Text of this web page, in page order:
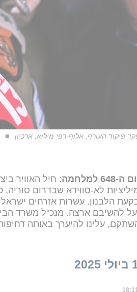
פיקוד העורף, אלוף-רפי מילוא, ארכיון
648 למלחמה
: חיל האוויר
לא-סווידא שבדרום
הלבנון. עשרות אזרחים
להשיבם ארצה. מנכ"ל משרד
עלינו להיערך באותה
18:11